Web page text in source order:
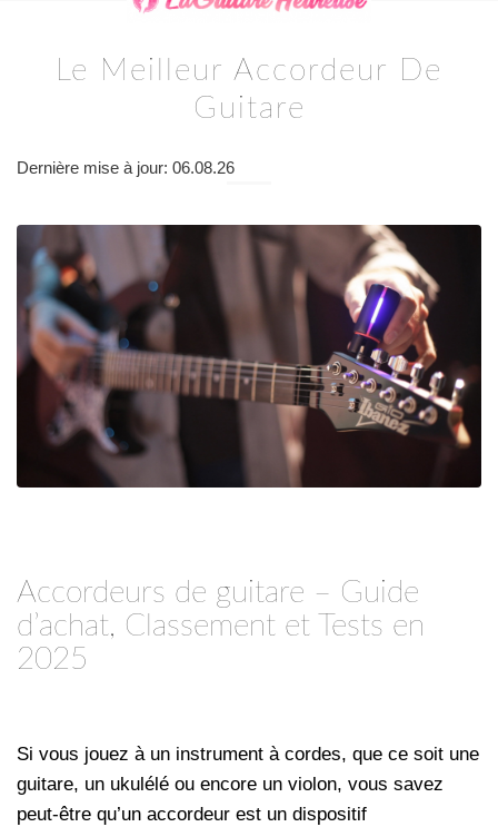
Le Meilleur Accordeur De
Guitare
Dernière mise à jour: 06.08.26
Accordeurs de guitare – Guide
d’achat, Classement et Tests en
2025
Si vous jouez à un instrument à cordes, que ce soit une
guitare, un ukulélé ou encore un violon, vous savez
peut-être qu’un accordeur est un dispositif